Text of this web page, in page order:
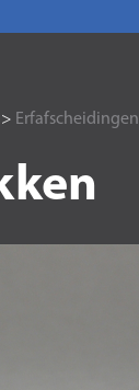
> Erfafscheidingen